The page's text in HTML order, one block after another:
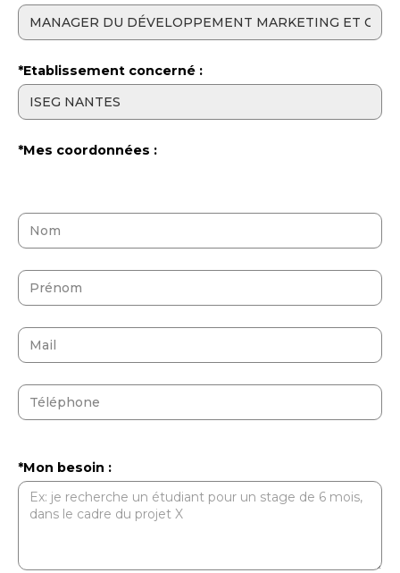
*Etablissement concerné :
*Mes coordonnées :
*Mon besoin :